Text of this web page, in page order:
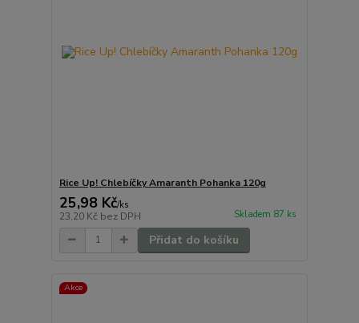
Rice Up! Chlebíčky Amaranth Pohanka 120g
25,98 Kč/ks
23,20 Kč bez DPH Skladem 87 ks
Přidat do košíku
Akce